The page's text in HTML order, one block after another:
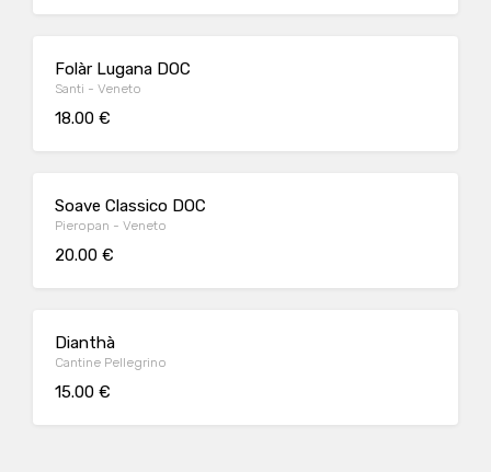
Folàr Lugana DOC
Santi - Veneto
18.00 €
Soave Classico DOC
Pieropan - Veneto
20.00 €
Dianthà
Cantine Pellegrino
15.00 €